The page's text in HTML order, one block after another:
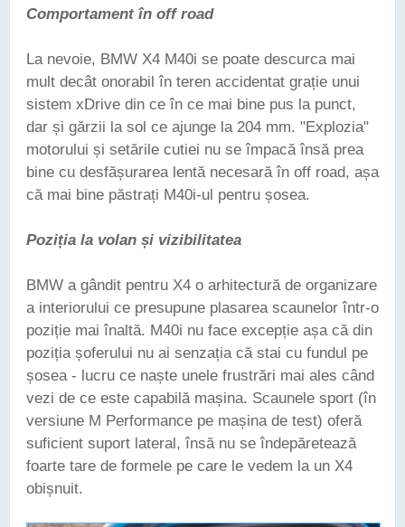
Comportament în off road
La nevoie, BMW X4 M40i se poate descurca mai
mult decât onorabil în teren accidentat grație unui
sistem xDrive din ce în ce mai bine pus la punct,
dar și gărzii la sol ce ajunge la 204 mm. "Explozia"
motorului și setările cutiei nu se împacă însă prea
bine cu desfășurarea lentă necesară în off road, așa
că mai bine păstrați M40i-ul pentru șosea.
Poziția la volan și vizibilitatea
BMW a gândit pentru X4 o arhitectură de organizare
a interiorului ce presupune plasarea scaunelor într-o
poziție mai înaltă. M40i nu face excepție așa că din
poziția șoferului nu ai senzația că stai cu fundul pe
șosea - lucru ce naște unele frustrări mai ales când
vezi de ce este capabilă mașina. Scaunele sport (în
versiune M Performance pe mașina de test) oferă
suficient suport lateral, însă nu se îndepăretează
foarte tare de formele pe care le vedem la un X4
obișnuit.